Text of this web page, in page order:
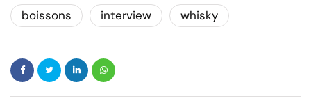
boissons interview whisky